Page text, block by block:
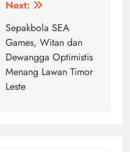
Next:
Sepakbola SEA
Games, Witan dan
Dewangga Optimistis
Menang Lawan Timor
Leste